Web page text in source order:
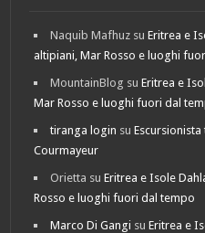
Naquib Mafhuz suEritrea e
altipiani, Mar Rosso e luoghi
MountainBlog suEritrea e
Mar Rosso e luoghi fuori dal
tiranga login su
Courmayeur
Orietta suEritrea e Isole
Rosso e luoghi fuori dal tempo
Marco Di Gangi suEritrea e